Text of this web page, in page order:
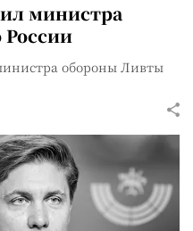
министра
России
обороны Ливты